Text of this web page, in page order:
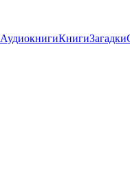
АудиокнигиКнигиЗагадки